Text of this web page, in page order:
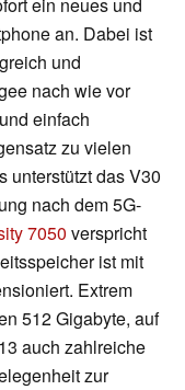
an. Dabei ist
und
nach wie vor
einfach
zu vielen
unterstützt das V30
nach dem 5G-
7050 verspricht
ist mit
Extrem
512 Gigabyte, auf
auch zahlreiche
zur